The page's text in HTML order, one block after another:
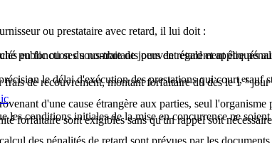
ou prestataire avec retard, il lui doit :
en fonction du nombre de jours de retard et appliqués
de recouvrement, montant forfaitaire dû dès le 1erjour
forfaitaire sont exigibles sans qu'un rappel soit
public ou ses sous-traitants peuvent également être
le délai d'exécution des prestations qui court, sauf
d'une cause étrangère aux parties, seul
les conditions initiales de la mise en concurrence ne soient